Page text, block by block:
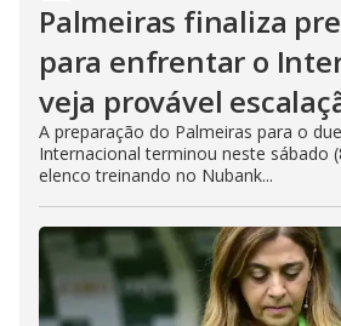
Palmeiras finaliza
para enfrentar o
veja provável
A preparação do Palmeiras para o
Internacional terminou neste sábado
elenco treinando no Nubank...